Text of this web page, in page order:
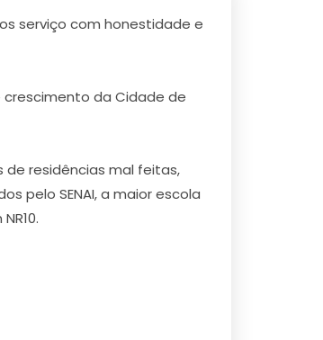
serviço com honestidade e
da Cidade de
de residências mal feitas,
pelo SENAI, a maior escola